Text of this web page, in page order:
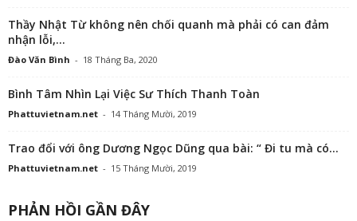
Thầy Nhật Từ không nên chối quanh mà phải có can đảm
nhận lỗi,...
Đào Văn Bình - 18 Tháng Ba, 2020
Bình Tâm Nhìn Lại Việc Sư Thích Thanh Toàn
Phattuvietnam.net - 14 Tháng Mười, 2019
Trao đổi với ông Dương Ngọc Dũng qua bài: “ Đi tu mà có...
Phattuvietnam.net - 15 Tháng Mười, 2019
PHẢN HỒI GẦN ĐÂY